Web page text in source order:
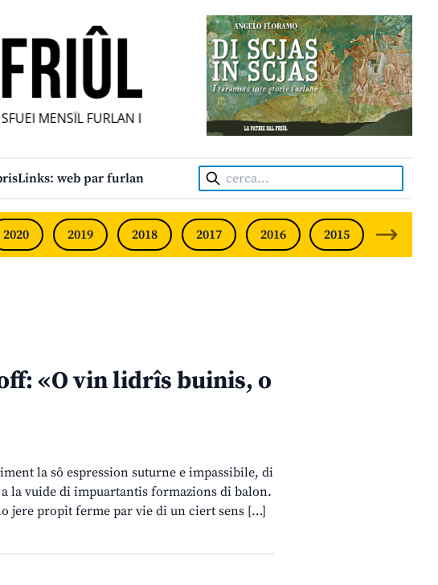
MENSÎL FURLAN INDIPENDENT • INDEPENDENT FRIULIAN
Links: web par furlan Cerca:
2020 2019 2018 2017 2016 2015 2014
«O vin lidrîs buinis, o
la sô espression suturne e impassibile, di
la vuide di impuartantis formazions di balon.
jere propit ferme par vie di un ciert sens […]